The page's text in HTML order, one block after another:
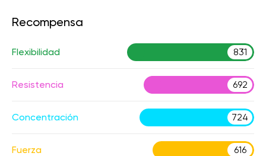
Recompensa
Flexibilidad 831
Resistencia 692
Concentración 724
Fuerza 616